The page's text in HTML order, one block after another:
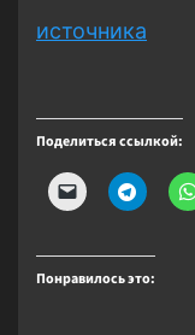
источника
Поделиться ссылкой:
Понравилось это: